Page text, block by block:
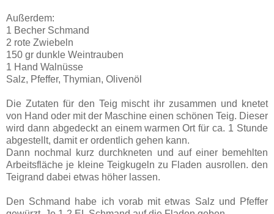
Außerdem:
1 Becher Schmand
2 rote Zwiebeln
150 gr dunkle Weintrauben
1 Hand Walnüsse
Salz, Pfeffer, Thymian, Olivenöl
Die Zutaten für den Teig mischt ihr zusammen und knetet
von Hand oder mit der Maschine einen schönen Teig. Dieser
wird dann abgedeckt an einem warmen Ort für ca. 1 Stunde
abgestellt, damit er ordentlich gehen kann.
Dann nochmal kurz durchkneten und auf einer bemehlten
Arbeitsfläche je kleine Teigkugeln zu Fladen ausrollen. den
Teigrand dabei etwas höher lassen.
Den Schmand habe ich vorab mit etwas Salz und Pfeffer